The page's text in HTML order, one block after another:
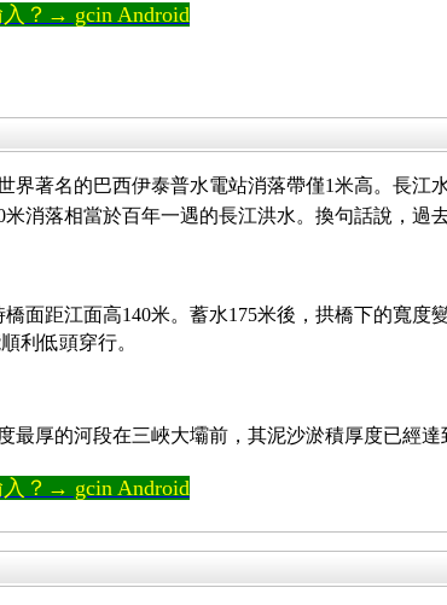
？→ gcin Android
界著名的巴西伊泰普水電站消落帶僅1米高。長江
消落相當於百年一遇的長江洪水。換句話說，過
面距江面高140米。蓄水175米後，拱橋下的寬
低頭穿行。
最厚的河段在三峽大壩前，其泥沙淤積厚度已經達
？→ gcin Android